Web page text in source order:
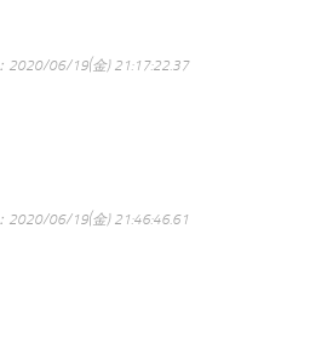
：2020/06/19(金) 21:17:22.37
：2020/06/19(金) 21:46:46.61